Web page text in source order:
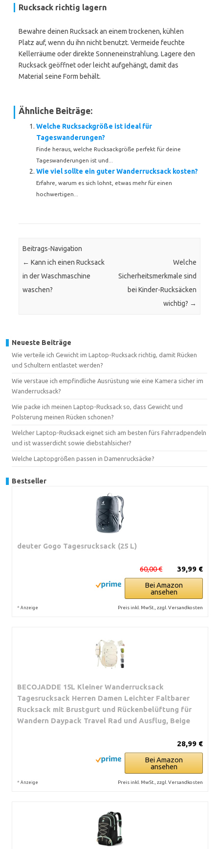
Rucksack richtig lagern
Bewahre deinen Rucksack an einem trockenen, kühlen
Platz auf, wenn du ihn nicht benutzt. Vermeide feuchte
Kellerräume oder direkte Sonneneinstrahlung. Lagere den
Rucksack geöffnet oder leicht aufgehängt, damit das
Material seine Form behält.
Ähnliche Beiträge:
Welche Rucksackgröße ist ideal für
Tageswanderungen?
Finde heraus, welche Rucksackgröße perfekt für deine
Tageswanderungen ist und...
Wie viel sollte ein guter Wanderrucksack kosten?
Erfahre, warum es sich lohnt, etwas mehr für einen
hochwertigen...
Beitrags-Navigation
← Kann ich einen Rucksack
in der Waschmaschine
waschen?
Welche
Sicherheitsmerkmale sind
bei Kinder-Rucksäcken
wichtig? →
Neueste Beiträge
Wie verteile ich Gewicht im Laptop-Rucksack richtig, damit Rücken
und Schultern entlastet werden?
Wie verstaue ich empfindliche Ausrüstung wie eine Kamera sicher im
Wanderrucksack?
Wie packe ich meinen Laptop-Rucksack so, dass Gewicht und
Polsterung meinen Rücken schonen?
Welcher Laptop-Rucksack eignet sich am besten fürs Fahrradpendeln
und ist wasserdicht sowie diebstahlsicher?
Welche Laptopgrößen passen in Damenrucksäcke?
Bestseller
deuter Gogo Tagesrucksack (25 L)
39,99 €
60,00 €
Bei Amazon
ansehen
* Anzeige Preis inkl. MwSt., zzgl. Versandkosten
BECOJADDE 15L Kleiner Wanderrucksack
Tagesrucksack Herren Damen Leichter Faltbarer
Rucksack mit Brustgurt und Rückenbelüftung für
Wandern Daypack Travel Rad und Ausflug, Beige
28,99 €
Bei Amazon
ansehen
* Anzeige Preis inkl. MwSt., zzgl. Versandkosten